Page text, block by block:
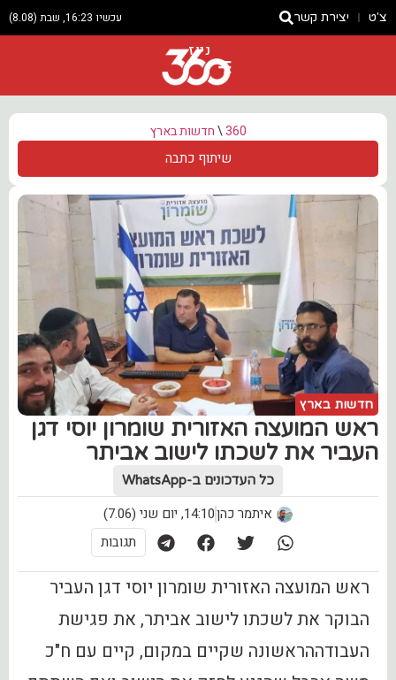
צ'ט יצירת קשר עכשיו 16:23, שבת (8.08)
ניוז
360
\חדשות בארץ
שיתוף כתבה
חדשות בארץ
ראש המועצה האזורית שומרון יוסי דגן
העביר את לשכתו לישוב אביתר
כל העדכונים ב-WhatsApp
איתמר כהן14:10, יום שני (7.06)
תגובות
ראש המועצה האזורית שומרון יוסי דגן העביר
הבוקר את לשכתו לישוב אביתר, את פגישת
העבודההראשונה שקיים במקום, קיים עם ח"כ